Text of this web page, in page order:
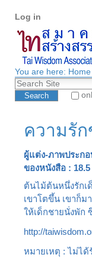
content.
Skip
to
navigation
tools
Log in
You are here: Home
Search Site
ความรั
ผู้แต่ง-ภาพประก
ของหนังสือ :
ต้นไม้ต้นหนึ่งรักเ
เขาโตขึ้น เขาก็
ให้เด็กชายนั่งพัก
http://
หมายเหตุ : ไม่ไ